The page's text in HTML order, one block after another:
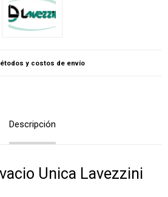
y costos de envío
Descripción
Unica Lavezzini